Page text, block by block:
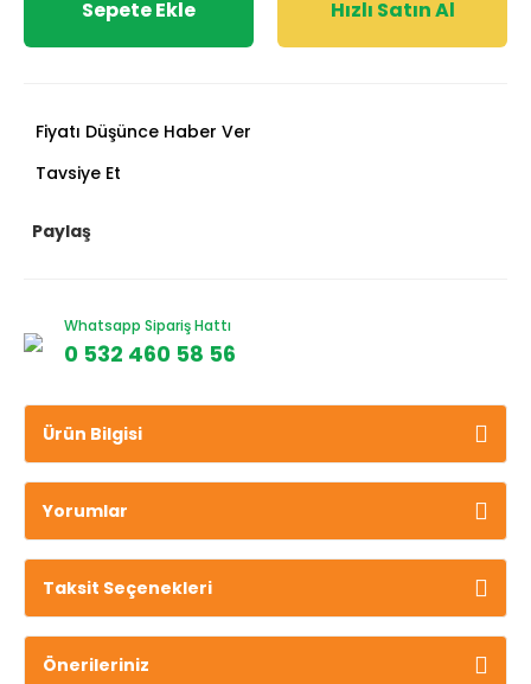
Sepete Ekle Hızlı Satın Al
Fiyatı Düşünce Haber Ver
Tavsiye Et
Paylaş
Whatsapp Sipariş Hattı
0 532 460 58 56
Ürün Bilgisi
Yorumlar
Taksit Seçenekleri
Önerileriniz